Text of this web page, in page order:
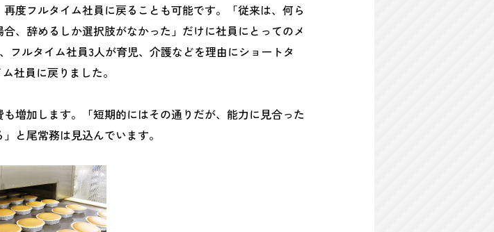
度フルタイム社員に戻ることも可能です。「従来は、何ら
、辞めるしか選択肢がなかった」だけに社員にとってのメ
フルタイム社員3人が育児、介護などを理由にショートタ
社員に戻りました。
増加します。「短期的にはその通りだが、能力に見合った
と尾常務は見込んでいます。